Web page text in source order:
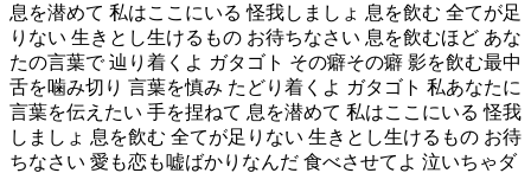
息を潜めて 私はここにいる 怪我しましょ 息を飲む 全てが足
りない 生きとし生けるもの お待ちなさい 息を飲むほど あな
たの言葉で 辿り着くよ ガタゴト その癖その癖 影を飲む最中
舌を噛み切り 言葉を慎み たどり着くよ ガタゴト 私あなたに
言葉を伝えたい 手を捏ねて 息を潜めて 私はここにいる 怪我
しましょ 息を飲む 全てが足りない 生きとし生けるもの お待
ちなさい 愛も恋も嘘ばかりなんだ 食べさせてよ 泣いちゃダ